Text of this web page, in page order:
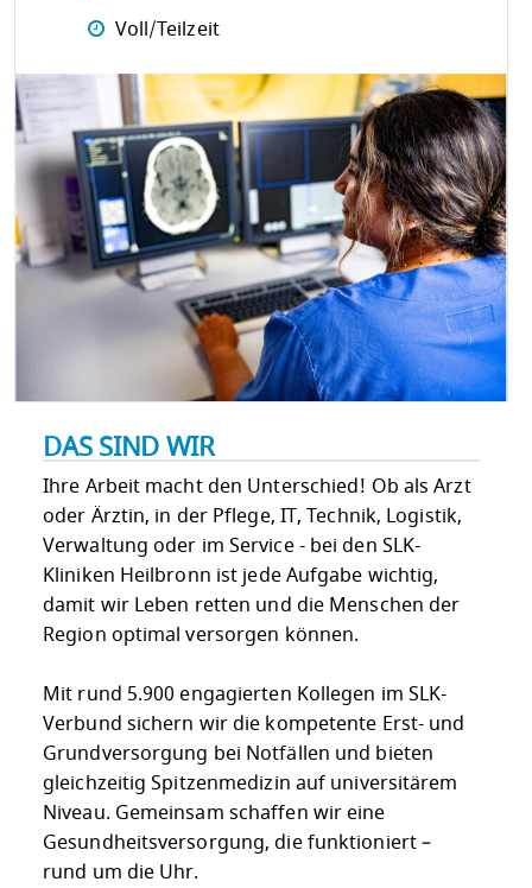
Voll/Teilzeit
DAS SIND WIR
Ihre Arbeit macht den Unterschied! Ob als Arzt
oder Ärztin, in der Pflege, IT, Technik, Logistik,
Verwaltung oder im Service - bei den SLK-
Kliniken Heilbronn ist jede Aufgabe wichtig,
damit wir Leben retten und die Menschen der
Region optimal versorgen können.
Mit rund 5.900 engagierten Kollegen im SLK-
Verbund sichern wir die kompetente Erst- und
Grundversorgung bei Notfällen und bieten
gleichzeitig Spitzenmedizin auf universitärem
Niveau. Gemeinsam schaffen wir eine
Gesundheitsversorgung, die funktioniert –
rund um die Uhr.